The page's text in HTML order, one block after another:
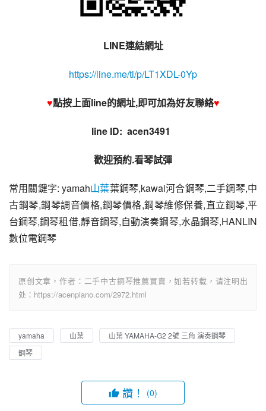
LINE連結網址
https://line.me/ti/p/LT1XDL-0Yp
♥點按上面line的網址,即可加為好友聯絡♥
line ID:  acen3491
歡迎預約.看琴試彈
常用關鍵字: yamah山葉葉鋼琴,kawai河合鋼琴,二手鋼琴,中
古鋼琴,鋼琴調音價格,鋼琴價格,鋼琴維修保養,直立鋼琴,平
台鋼琴,鋼琴租借,靜音鋼琴,自動演奏鋼琴,水晶鋼琴,HANLIN
數位電鋼琴
原创文章，作者：二手中古鋼琴推薦買賣，如若转载，请注明出
处：https://acenpiano.com/2972.html
yamaha 山葉
山葉 YAMAHA-G2 2號 三角 演奏鋼琴
鋼琴
讚！ (0)